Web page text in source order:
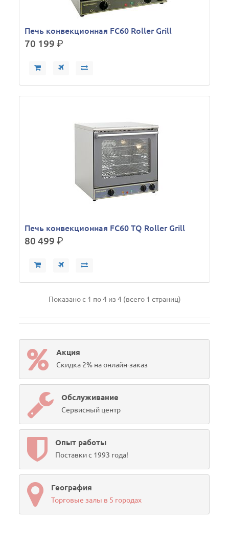
Печь конвекционная FC60 Roller Grill
70 199р.
Печь конвекционная FC60 TQ Roller Grill
80 499р.
Показано с 1 по 4 из 4 (всего 1 страниц)
Акция
Скидка 2% на онлайн-заказ
Обслуживание
Сервисный центр
Опыт работы
Поставки с 1993 года!
География
Торговые залы в 5 городах